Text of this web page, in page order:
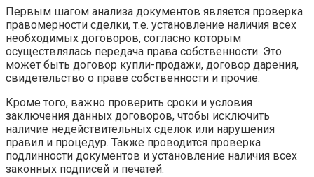
Первым шагом анализа документов является проверка
правомерности сделки, т.е. установление наличия всех
необходимых договоров, согласно которым
осуществлялась передача права собственности. Это
может быть договор купли-продажи, договор дарения,
свидетельство о праве собственности и прочие.
Кроме того, важно проверить сроки и условия
заключения данных договоров, чтобы исключить
наличие недействительных сделок или нарушения
правил и процедур. Также проводится проверка
подлинности документов и установление наличия всех
законных подписей и печатей.